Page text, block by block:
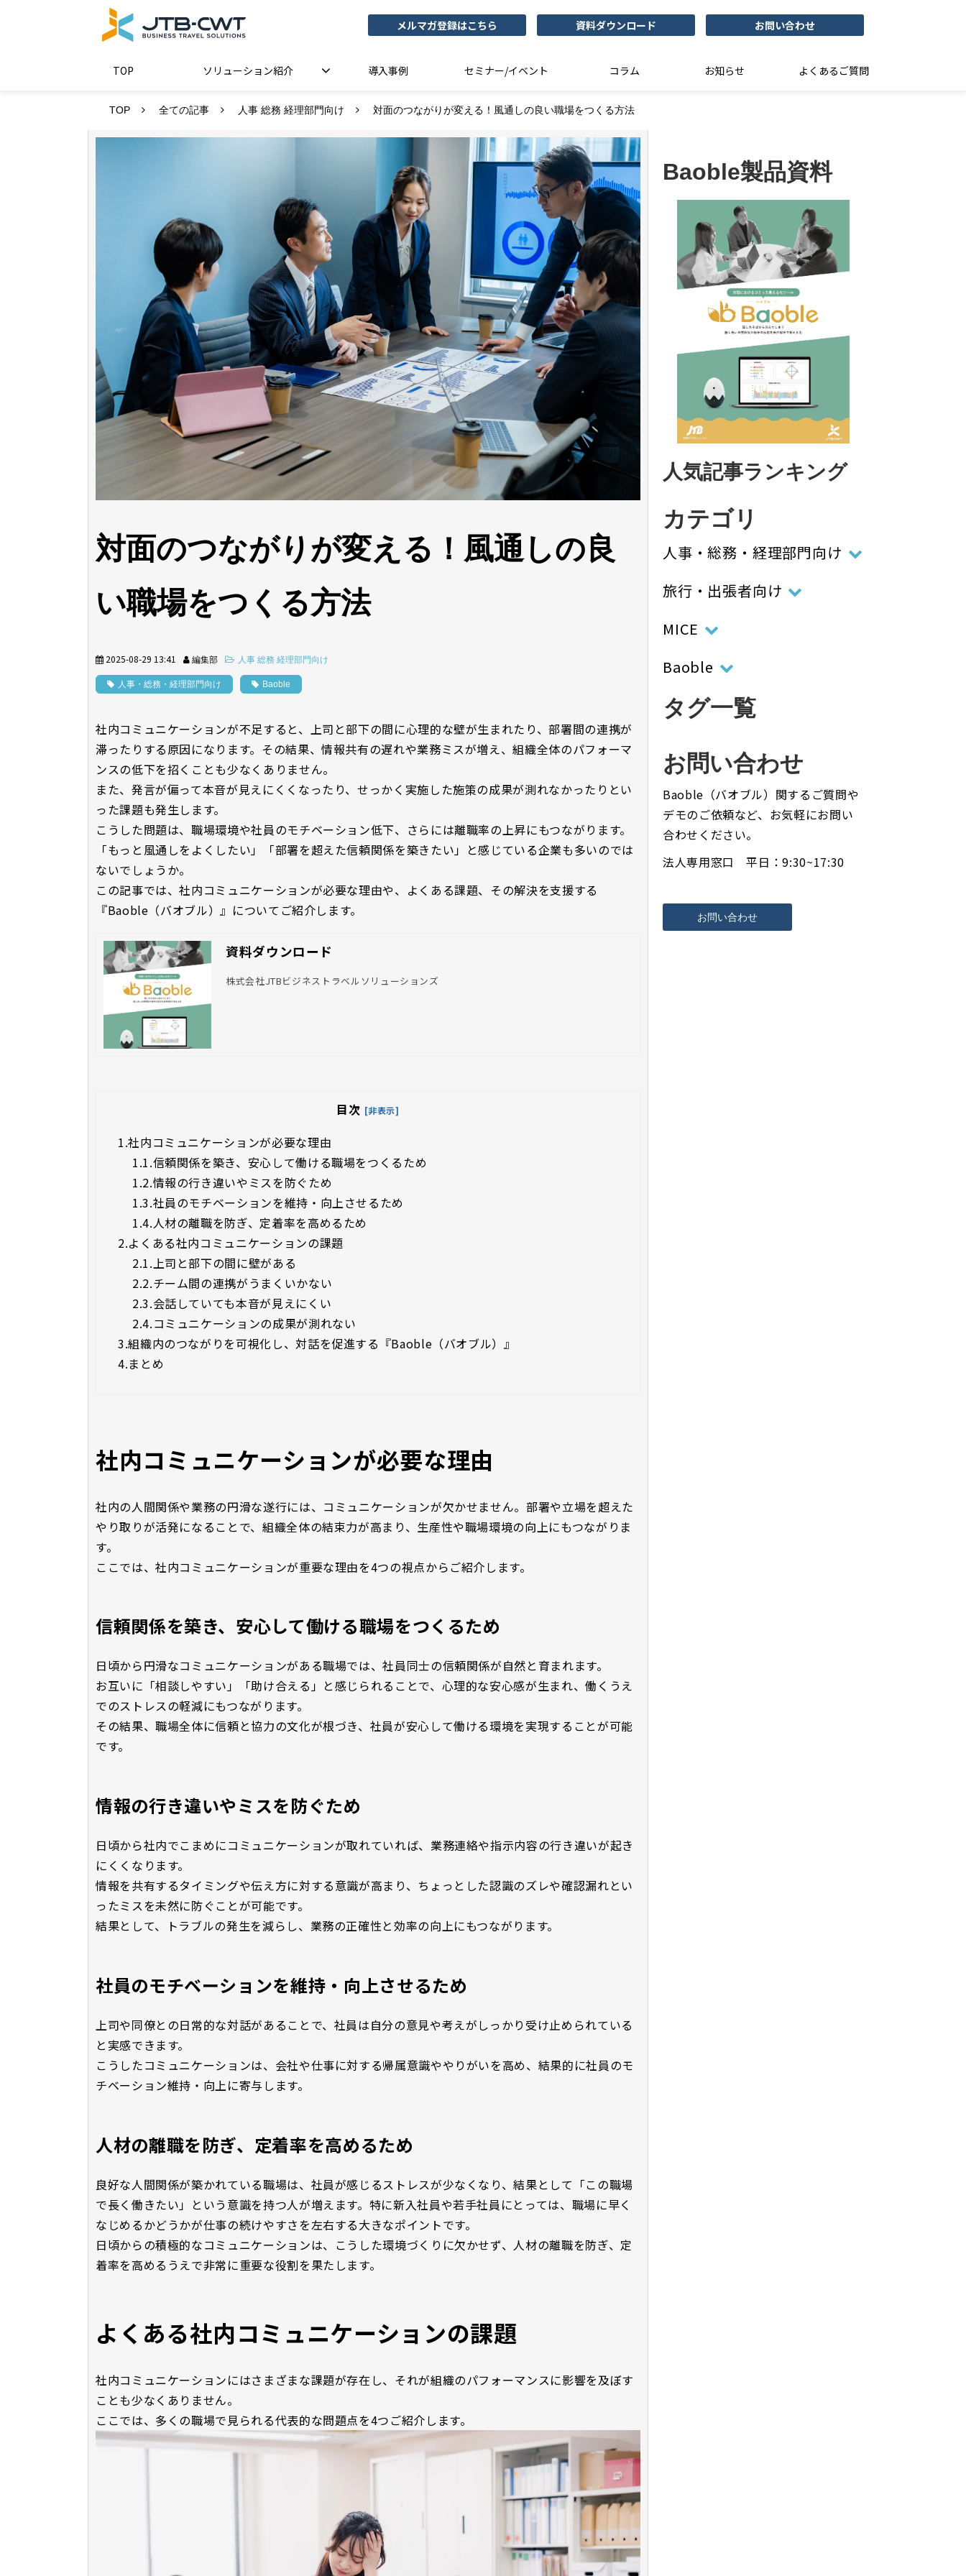
メルマガ登録はこちら 資料ダウンロード お問い合わせ
TOP ソリューション紹介 導入事例 セミナー/イベント コラム お知らせ よくあるご質問
TOP 全ての記事 人事 総務 経理部門向け 対面のつながりが変える！風通しの良い職場をつくる方法
対面のつながりが変える！風通しの良
い職場をつくる方法
2025-08-29 13:41 編集部 人事 総務 経理部門向け
人事・総務・経理部門向け Baoble
社内コミュニケーションが不足すると、上司と部下の間に心理的な壁が生まれたり、部署間の連携が
滞ったりする原因になります。その結果、情報共有の遅れや業務ミスが増え、組織全体のパフォーマ
ンスの低下を招くことも少なくありません。
また、発言が偏って本音が見えにくくなったり、せっかく実施した施策の成果が測れなかったりとい
った課題も発生します。
こうした問題は、職場環境や社員のモチベーション低下、さらには離職率の上昇にもつながります。
「もっと風通しをよくしたい」「部署を超えた信頼関係を築きたい」と感じている企業も多いのでは
ないでしょうか。
この記事では、社内コミュニケーションが必要な理由や、よくある課題、その解決を支援する
『Baoble（バオブル）』についてご紹介します。
資料ダウンロード
株式会社JTBビジネストラベルソリューションズ
目次 [非表示]
1.社内コミュニケーションが必要な理由
1.1.信頼関係を築き、安心して働ける職場をつくるため
1.2.情報の行き違いやミスを防ぐため
1.3.社員のモチベーションを維持・向上させるため
1.4.人材の離職を防ぎ、定着率を高めるため
2.よくある社内コミュニケーションの課題
2.1. 上司と部下の間に壁がある
2.2.チーム間の連携がうまくいかない
2.3.会話していても本音が見えにくい
2.4.コミュニケーションの成果が測れない
3.組織内のつながりを可視化し、対話を促進する『Baoble（バオブル）』
4.まとめ
社内コミュニケーションが必要な理由
社内の人間関係や業務の円滑な遂行には、コミュニケーションが欠かせません。部署や立場を超えた
やり取りが活発になることで、組織全体の結束力が高まり、生産性や職場環境の向上にもつながりま
す。
ここでは、社内コミュニケーションが重要な理由を4つの視点からご紹介します。
信頼関係を築き、安心して働ける職場をつくるため
日頃から円滑なコミュニケーションがある職場では、社員同士の信頼関係が自然と育まれます。
お互いに「相談しやすい」「助け合える」と感じられることで、心理的な安心感が生まれ、働くうえ
でのストレスの軽減にもつながります。
その結果、職場全体に信頼と協力の文化が根づき、社員が安心して働ける環境を実現することが可能
です。
情報の行き違いやミスを防ぐため
日頃から社内でこまめにコミュニケーションが取れていれば、業務連絡や指示内容の行き違いが起き
にくくなります。
情報を共有するタイミングや伝え方に対する意識が高まり、ちょっとした認識のズレや確認漏れとい
ったミスを未然に防ぐことが可能です。
結果として、トラブルの発生を減らし、業務の正確性と効率の向上にもつながります。
社員のモチベーションを維持・向上させるため
上司や同僚との日常的な対話があることで、社員は自分の意見や考えがしっかり受け止められている
と実感できます。
こうしたコミュニケーションは、会社や仕事に対する帰属意識ややりがいを高め、結果的に社員のモ
チベーション維持・向上に寄与します。
人材の離職を防ぎ、定着率を高めるため
良好な人間関係が築かれている職場は、社員が感じるストレスが少なくなり、結果として「この職場
で長く働きたい」という意識を持つ人が増えます。特に新入社員や若手社員にとっては、職場に早く
なじめるかどうかが仕事の続けやすさを左右する大きなポイントです。
日頃からの積極的なコミュニケーションは、こうした環境づくりに欠かせず、人材の離職を防ぎ、定
着率を高めるうえで非常に重要な役割を果たします。
よくある社内コミュニケーションの課題
社内コミュニケーションにはさまざまな課題が存在し、それが組織のパフォーマンスに影響を及ぼす
ことも少なくありません。
ここでは、多くの職場で見られる代表的な問題点を4つご紹介します。
Baoble製品資料
人気記事ランキング
カテゴリ
人事・総務・経理部門向け
旅行・出張者向け
MICE
Baoble
タグ一覧
お問い合わせ
Baoble（バオブル）関するご質問や
デモのご依頼など、お気軽にお問い
合わせください。
法人専用窓口 平日：9:30~17:30
お問い合わせ